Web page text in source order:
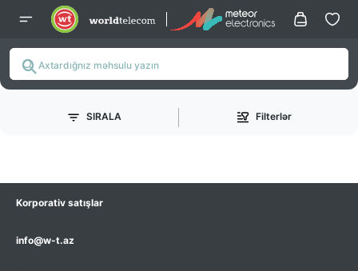
SIRALA Filterlər
Korporativ satışlar
info@w-t.az